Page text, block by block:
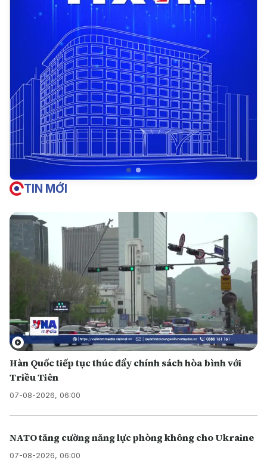
TIN MỚI
Hàn Quốc tiếp tục thúc đẩy chính sách hòa bình với
Triều Tiên
07-08-2026, 06:00
NATO tăng cường năng lực phòng không cho Ukraine
07-08-2026, 06:00